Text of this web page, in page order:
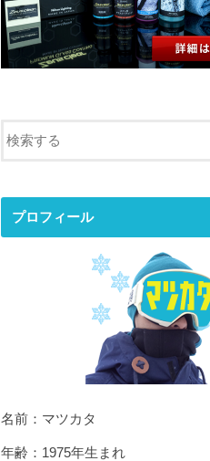
プロフィール
名前：マツカタ
年齢：1975年生まれ